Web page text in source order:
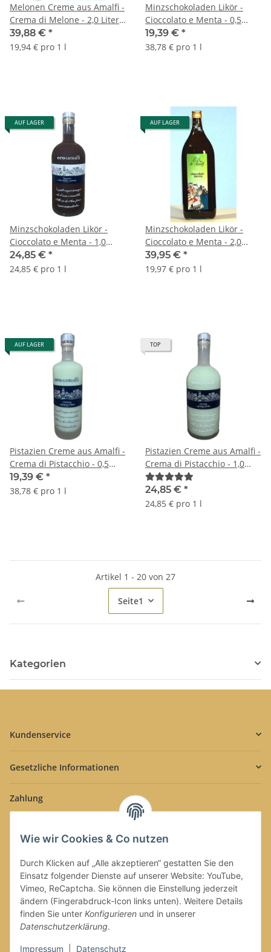
Wie wir Cookies & Co nutzen
Durch Klicken auf „Alle akzeptieren“ gestatten Sie den
Einsatz folgender Dienste auf unserer Website: YouTube,
Vimeo, ReCaptcha. Sie können die Einstellung jederzeit
ändern (Fingerabdruck-Icon links unten). Weitere Details
finden Sie unter Konfigurieren und in unserer
Datenschutzerklärung.
Impressum Datenschutz
Melonen Creme aus Amalfi -
Crema di Melone - 2,0 Liter -
17 vol. - Flasche: MAGNUM -
L'Oro di Amalfi
39,88 € *
19,94 € pro 1 l
Minzschokoladen Likör -
Cioccolato e Menta - 0,5
Liter - 17 vol. - Flasche:
Downtown saturiert. - L'Oro
19,39 € *
38,78 € pro 1 l
AUF LAGER
Minzschokoladen Likör -
Cioccolato e Menta - 1,0
Liter - 18 vol. - Flasche:
Downtown saturiert - L'Oro
24,85 € *
24,85 € pro 1 l
AUF LAGER
Minzschokoladen Likör -
Cioccolato e Menta - 2,0
Liter - 18 vol. - Flasche:
Magnum - L'Oro di Amalfi
39,95 € *
19,97 € pro 1 l
AUF LAGER
Pistazien Creme aus Amalfi -
Crema di Pistacchio - 0,5
Liter - 17 vol. - Flasche:
Downtown saturiert - L'Oro
19,39 € *
38,78 € pro 1 l
TOP
Pistazien Creme aus Amalfi -
Crema di Pistacchio - 1,0
Liter - 17 vol. - Flasche:
Downtown saturiert - L'Oro
di Amalfi
24,85 € *
24,85 € pro 1 l
Artikel 1 - 20 von 27
Seite1
Kategorien
Kundenservice
Gesetzliche Informationen
Zahlung
Versand